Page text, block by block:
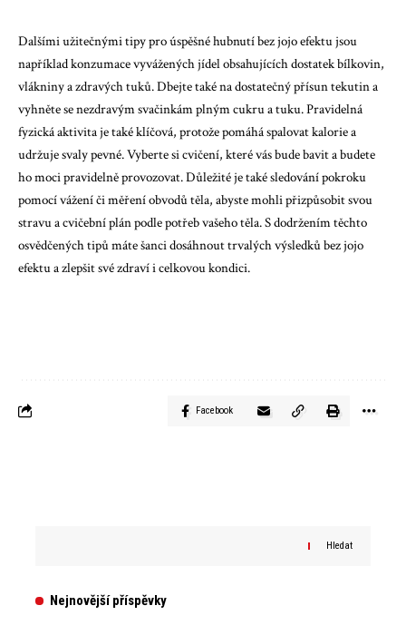
Dalšími užitečnými tipy pro úspěšné hubnutí bez jojo efektu jsou
například konzumace vyvážených jídel obsahujících dostatek bílkovin,
vlákniny a zdravých tuků. Dbejte také na dostatečný přísun tekutin a
vyhněte se nezdravým svačinkám plným cukru a tuku. Pravidelná
fyzická aktivita je také klíčová, protože pomáhá spalovat kalorie a
udržuje svaly pevné. Vyberte si cvičení, které vás bude bavit a budete
ho moci pravidelně provozovat. Důležité je také sledování pokroku
pomocí vážení či měření obvodů těla, abyste mohli přizpůsobit svou
stravu a cvičební plán podle potřeb vašeho těla. S dodržením těchto
osvědčených tipů máte šanci dosáhnout trvalých výsledků bez jojo
efektu a zlepšit své zdraví i celkovou kondici.
Facebook
Hledat
Nejnovější příspěvky